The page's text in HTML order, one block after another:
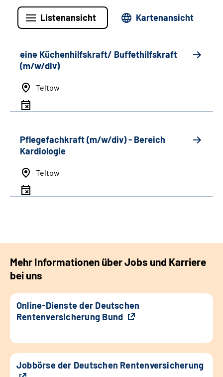
Listenansicht Kartenansicht
eine Küchenhilfskraft/ Buffethilfskraft
(m/w/div)
Teltow
Pflegefachkraft (m/w/div) - Bereich
Kardiologie
Teltow
Mehr Informationen über Jobs und Karriere
bei uns
Online-Dienste der Deutschen
Rentenversicherung Bund
Jobbörse der Deutschen Rentenversicherung